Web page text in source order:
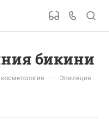
бикини
— Эпиляция